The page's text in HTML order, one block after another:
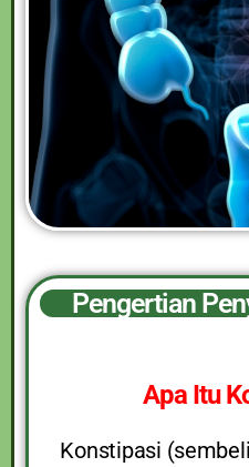
Pengertian
Apa Itu
Konstipasi